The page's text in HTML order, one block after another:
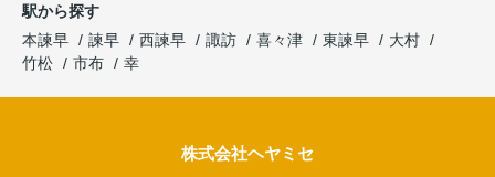
駅から探す
本諫早
諫早 西諫早 諏訪 喜々津 東諫早
大村
竹松
市布 幸
株式会社ヘヤミセ